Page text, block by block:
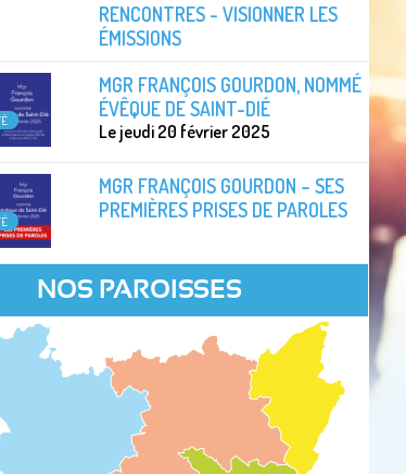
RENCONTRES - VISIONNER LES
ÉMISSIONS
MGR FRANÇOIS GOURDON, NOMMÉ
ÉVÊQUE DE SAINT-DIÉ
Le jeudi 20 février 2025
MGR FRANÇOIS GOURDON – SES
PREMIÈRES PRISES DE PAROLES
NOS PAROISSES